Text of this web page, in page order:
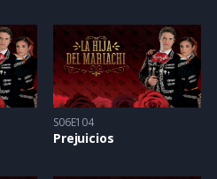
S06E104
Prejuicios